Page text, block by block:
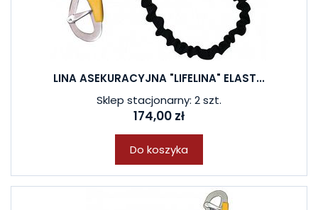
LINA ASEKURACYJNA "LIFELINA" ELAST...
Sklep stacjonarny: 2 szt.
174,00 zł
Do koszyka